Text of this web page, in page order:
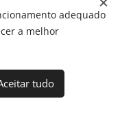
adequado
a melhor
tudo